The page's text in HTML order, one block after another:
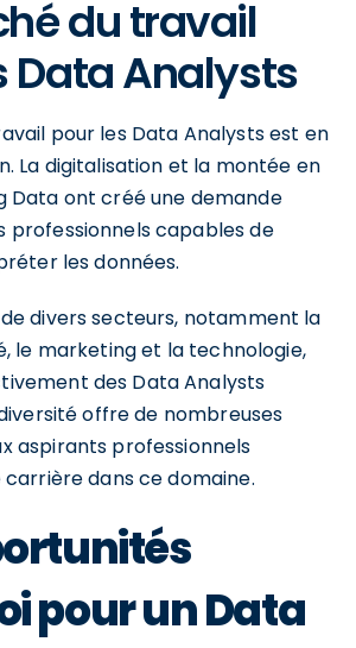
du travail
Data Analysts
pour les Data Analysts est en
La digitalisation et la montée en
Data ont créé une demande
professionnels capables de
les données.
divers secteurs, notamment la
le marketing et la technologie,
des Data Analysts
offre de nombreuses
aspirants professionnels
dans ce domaine.
pour un Data